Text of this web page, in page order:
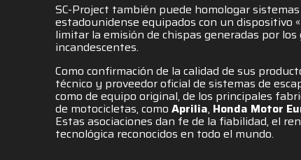
SC-Project también puede homologar
estadounidense equipados con un dispositivo
limitar la emisión de chispas generadas por los
incandescentes.
Como confirmación de la calidad de sus
técnico y proveedor oficial de sistemas de
como de equipo original, de los principales
de motocicletas, como Aprilia, Honda Motor
Estas asociaciones dan fe de la fiabilidad, el
tecnológica reconocidos en todo el mundo.